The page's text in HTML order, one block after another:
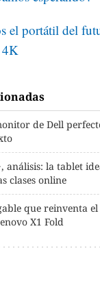
el portátil del
4K
de Dell
análisis: la tablet
clases online
que reinventa
X1 Fold